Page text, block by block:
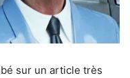
sur un article très